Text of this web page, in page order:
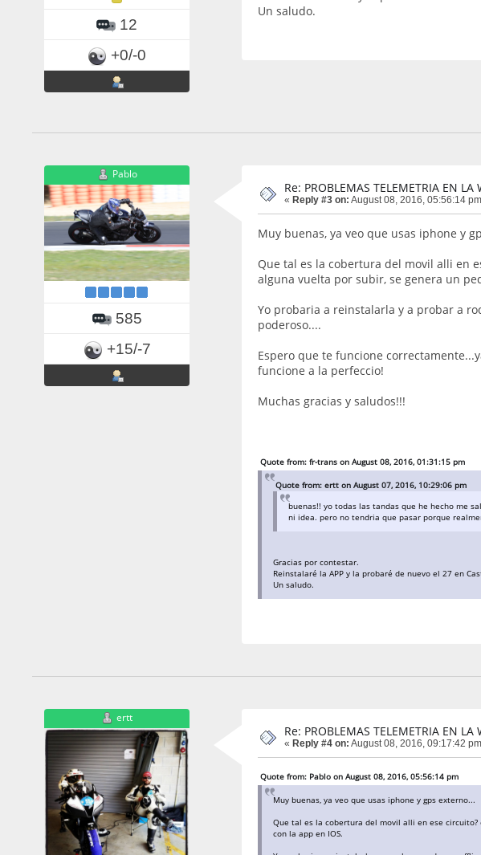
12
+0/-0
Un saludo.
Pablo
585
+15/-7
Re: PROBLEMAS TELEMETRIA EN LA
« Reply #3 on: August 08, 2016, 05:56:14
Muy buenas, ya veo que usas iphone y
Que tal es la cobertura del movil alli en
alguna vuelta por subir, se genera un
Yo probaria a reinstalarla y a probar a
poderoso....
Espero que te funcione
funcione a la perfeccio!
Muchas gracias y saludos!!!
Quote from: fr-trans on August 08, 2016, 01:31:15 pm
Quote from: ertt on August 07, 2016, 10:29:06 pm
buenas!! yo todas las tandas que he hecho me
ni idea. pero no tendria que pasar porque
Gracias por contestar.
Reinstalaré la APP y la probaré de nuevo el 27 en
Un saludo.
ertt
Re: PROBLEMAS TELEMETRIA EN LA
« Reply #4 on: August 08, 2016, 09:17:42
Quote from: Pablo on August 08, 2016, 05:56:14 pm
Muy buenas, ya veo que usas iphone y gps externo...
Que tal es la cobertura del movil alli en ese circuito?
con la app en IOS.